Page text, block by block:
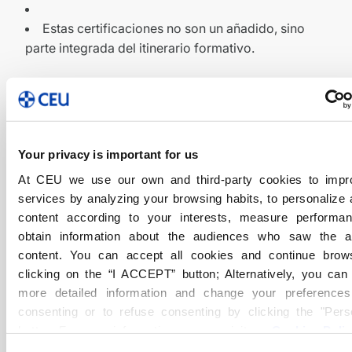
Your privacy is important for us
At CEU we use our own and third-party cookies to
services by analyzing your browsing habits, to personalize
content according to your interests, measure
obtain information about the audiences who saw the
content. You can accept all cookies and continue
clicking on the “I ACCEPT” button; Alternatively, you
more detailed information and change your
consenting or to refuse consenting by clicking the
Estas certificaciones no son un añadido, sino
parte integrada del itinerario formativo.
Cómo aumentan tu empleabilidad
Contar con certificaciones oficiales reconocidas
de selección y acceder a mejores oportunidades
laborales. Demuestran que estás preparado para
asumir responsabilidades técnicas desde el inicio, y
que tu formación está alineada con los estándares del
sector.
Por eso, tu futuro empieza hoy